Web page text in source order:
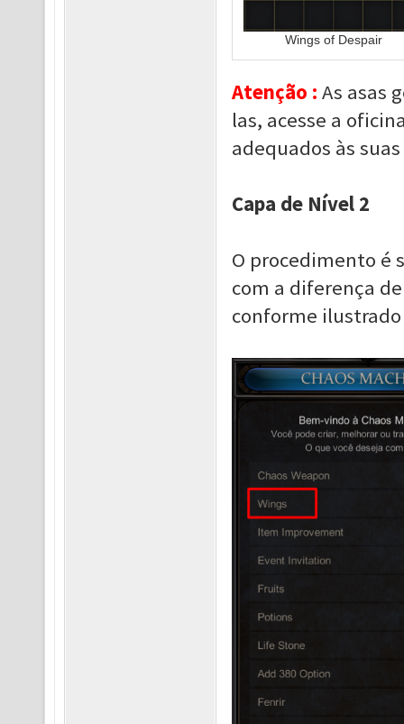
Wings of Despair
Atenção : As asas
las, acesse a
adequados às
Capa de Nível 2
O procedimento é
com a diferença
conforme